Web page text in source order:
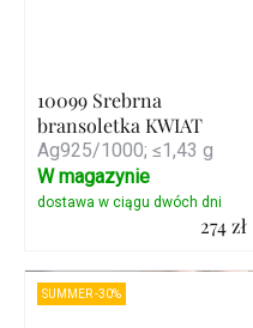
10099 Srebrna
bransoletka KWIAT
Ag925/1000; ≤1,43 g
274 zł
Szczegóły
W magazynie
SUMMER -30%